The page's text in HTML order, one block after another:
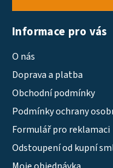
Informace pro vás
O nás
Doprava a platba
Obchodní podmínky
Podmínky ochrany
Formulář pro reklamaci
Odstoupení od kupní